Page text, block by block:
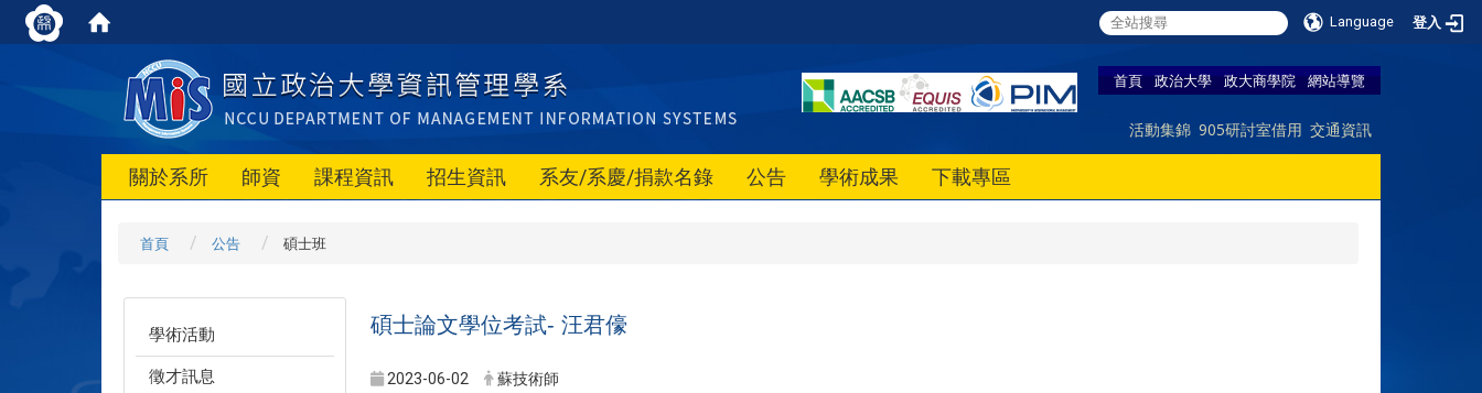
Language 登入
首頁 政治大學 政大商學院 網站導覽
活動集錦 905研討室借用 交通資訊
關於系所 師資 課程資訊 招生資訊 系友/系慶/捐款名錄 公告 學術成果 下載專區
首頁 公告 碩士班
學術活動
徵才訊息
碩士論文學位考試- 汪君儫
2023-06-02 蘇技術師